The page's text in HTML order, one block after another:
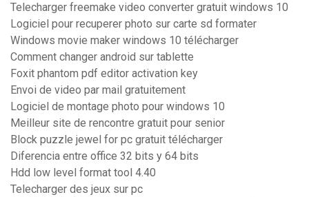
Telecharger freemake video converter gratuit windows 10
Logiciel pour recuperer photo sur carte sd formater
Windows movie maker windows 10 télécharger
Comment changer android sur tablette
Foxit phantom pdf editor activation key
Envoi de video par mail gratuitement
Logiciel de montage photo pour windows 10
Meilleur site de rencontre gratuit pour senior
Block puzzle jewel for pc gratuit télécharger
Diferencia entre office 32 bits y 64 bits
Hdd low level format tool 4.40
Telecharger des jeux sur pc